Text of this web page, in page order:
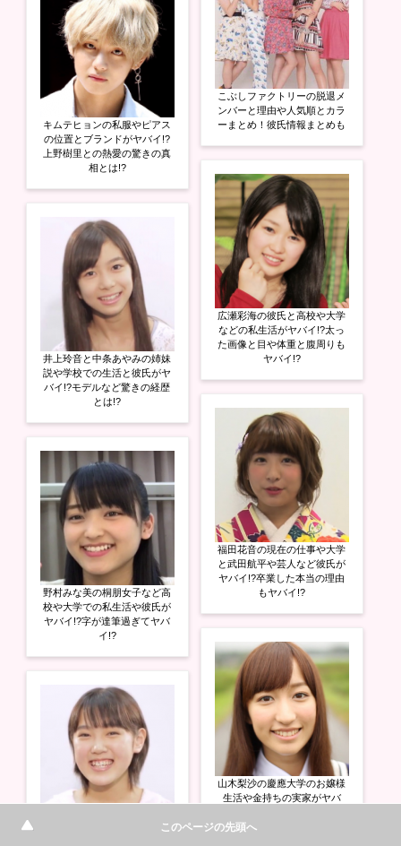
キムテヒョンの私服やピアス
の位置とブランドがヤバイ!?
上野樹里との熱愛の驚きの真
相とは!?
井上玲音と中条あやみの姉妹
説や学校での生活と彼氏がヤ
バイ!?モデルなど驚きの経歴
とは!?
野村みな美の桐朋女子など高
校や大学での私生活や彼氏が
ヤバイ!?字が達筆過ぎてヤバ
イ!?
小関舞の父親の職業や高校の
こぶしファクトリーの脱退メ
ンバーと理由や人気順とカラ
ーまとめ！彼氏情報まとめも
広瀬彩海の彼氏と高校や大学
などの私生活がヤバイ!?太っ
た画像と目や体重と腹周りも
ヤバイ!?
福田花音の現在の仕事や大学
と武田航平や芸人など彼氏が
ヤバイ!?卒業した本当の理由
もヤバイ!?
山木梨沙の慶應大学のお嬢様
生活や金持ちの実家がヤバ
このページの先頭へ